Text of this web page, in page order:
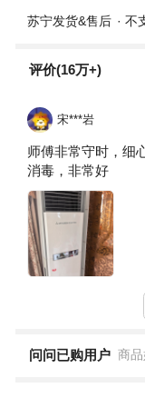
苏宁发货&售后 不
评价(16万+)
宋***岩
师傅非常守时，细
消毒，非常好
问问已购用户 商